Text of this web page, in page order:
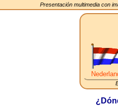
Presentación multimedia con